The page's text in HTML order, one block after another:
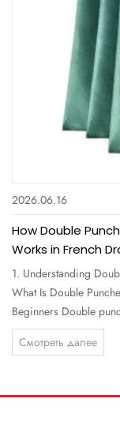
2026.06.16
How Double
Works in French
Guide for
1. Understanding
What Is Double
Beginners Double
engineered textile
that are mechanically
Смотреть далее